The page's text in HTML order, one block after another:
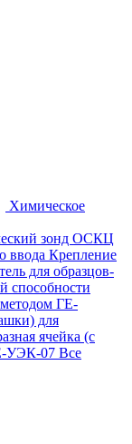
Химическое
зонд ОСКЦ
ввода Крепление
для образцов-
способности
ГЕ-
для
ячейка (с
УЭК-07 Все